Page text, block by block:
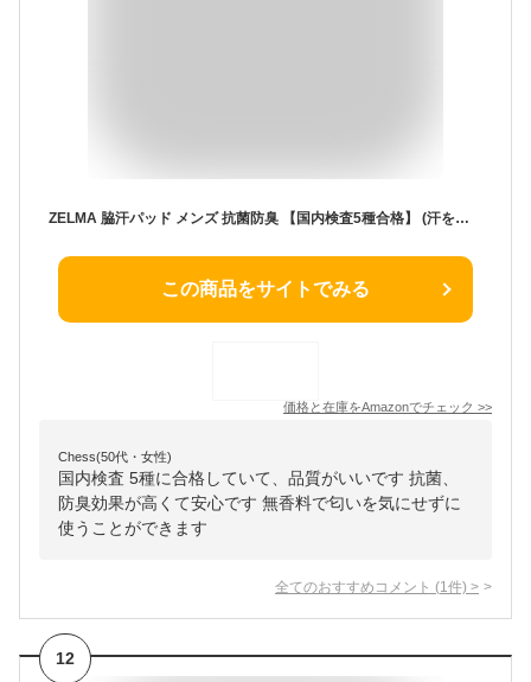
ZELMA 脇汗パッド メンズ 抗菌防臭 【国内検査5種合格】 (汗をたくさんかく方向けの大判サイズでしっかり吸収) 貼付簡単 102枚 大容量 無香料
この商品をサイトでみる
価格と在庫をAmazonでチェック >>
Chess(50代・女性)
国内検査 5種に合格していて、品質がいいです 抗菌、
防臭効果が高くて安心です 無香料で匂いを気にせずに
使うことができます
全てのおすすめコメント (1 件) >
12